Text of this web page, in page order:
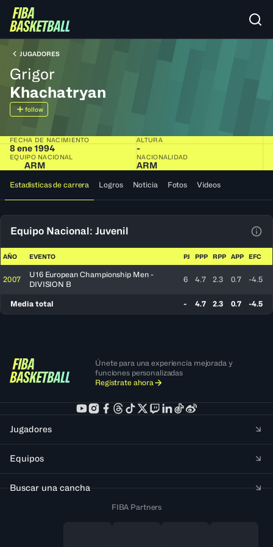
JUGADORES
Grigor
Khachatryan
follow
FECHA DE NACIMIENTO
8 ene 1994
ALTURA
-
EQUIPO NACIONAL
ARM
NACIONALIDAD
ARM
Estadísticas de carrera Logros Noticia Fotos Videos
Equipo Nacional: Juvenil
AÑO EVENTO PJ PPP RPP APP EFC
2007
U16 European Championship Men -
DIVISION B
6 4.7 2.3 0.7 -4.5
Media total - 4.7 2.3 0.7 -4.5
Únete para una experiencia mejorada y
funciones personalizadas
Regístrate ahora
Jugadores
Equipos
Buscar una cancha
FIBA Partners